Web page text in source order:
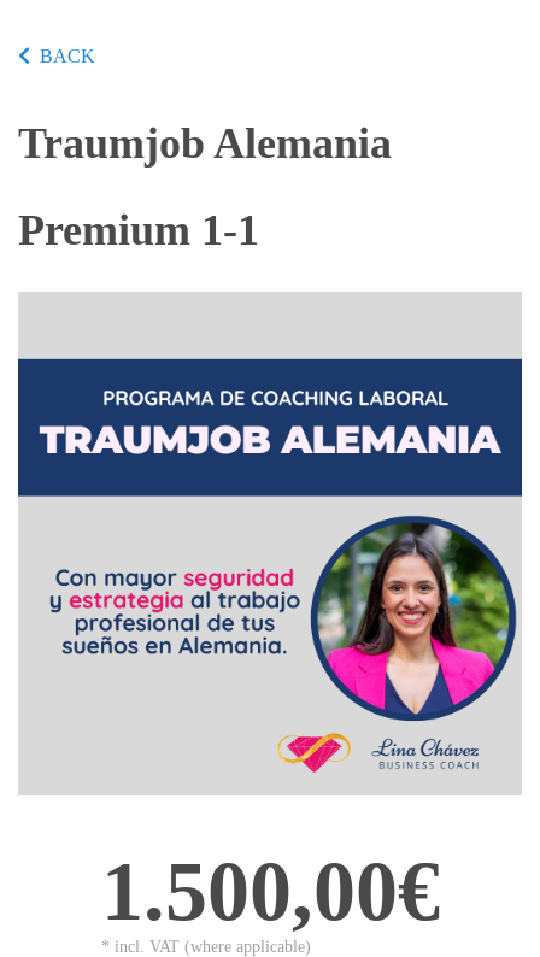
BACK
Traumjob Alemania
Premium 1-1
1.500,00€
* incl. VAT (where applicable)